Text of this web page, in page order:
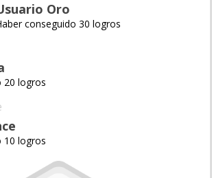
Oro
conseguido 30 logros
20 logros
10 logros